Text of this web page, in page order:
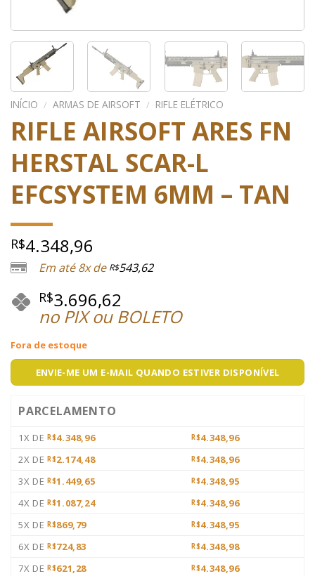
INÍCIO / ARMAS DE AIRSOFT / RIFLE ELÉTRICO
RIFLE AIRSOFT ARES FN
HERSTAL SCAR-L
EFCSYSTEM 6MM – TAN
R$4.348,96
Em até 8x de R$543,62
R$3.696,62
no PIX ou BOLETO
Fora de estoque
ENVIE-ME UM E-MAIL QUANDO ESTIVER DISPONÍVEL
PARCELAMENTO
1X DE R$4.348,96 R$4.348,96
2X DE R$2.174,48 R$4.348,96
3X DE R$1.449,65 R$4.348,95
4X DE R$1.087,24 R$4.348,96
5X DE R$869,79 R$4.348,95
6X DE R$724,83 R$4.348,98
7X DE R$621,28 R$4.348,96